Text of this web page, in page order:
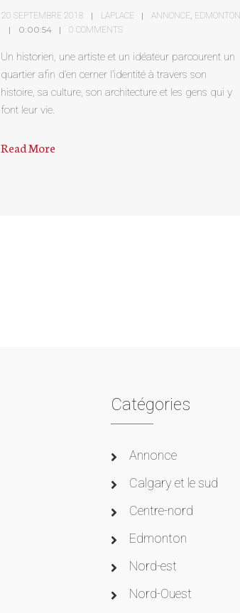
20 SEPTEMBRE 2018 LAPLACE ANNONCE, EDMONTON
0:00:54 0 COMMENTS
Un historien, une artiste et un idéateur parcourent un
quartier afin d’en cerner l’identité à travers son
histoire, sa culture, son architecture et les gens qui y
font leur vie.
Read More
Catégories
Annonce
Calgary et le sud
Centre-nord
Edmonton
Nord-est
Nord-Ouest